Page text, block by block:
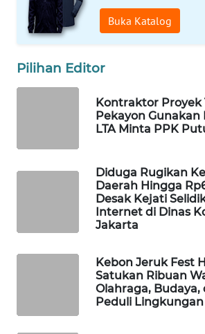
Buka Katalog
Pilihan Editor
Kontraktor Proyek
Pekayon Gunakan
LTA Minta PPK
Diduga Rugikan
Daerah Hingga
Desak Kejati
Internet di Dinas
Jakarta
Kebon Jeruk Fest
Satukan Ribuan
Olahraga, Budaya,
Peduli Lingkungan
WAHANA
HEALTH
LAPAK
KELISTRIKAN